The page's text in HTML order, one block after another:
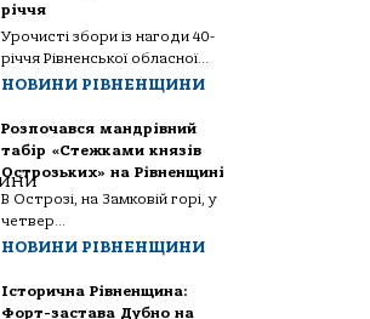
річчя
Урочисті збори із нагоди 40-
річчя Рівненської обласної...
НОВИНИ РІВНЕНЩИНИ
Розпочався мандрівний
табір «Стежками князів
Острозьких» на Рівненщині
В Острозі, на Замковій горі, у
четвер...
НОВИНИ РІВНЕНЩИНИ
Історична Рівненщина:
Форт-застава Дубно на